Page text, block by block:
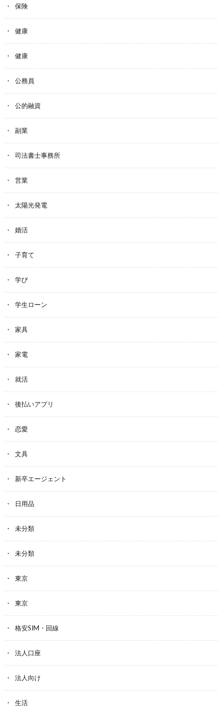
保険
健康
健康
公務員
公的融資
副業
司法書士事務所
営業
太陽光発電
婚活
子育て
学び
学生ローン
家具
家電
就活
後払いアプリ
恋愛
文具
新卒エージェント
日用品
未分類
未分類
東京
東京
格安SIM・回線
法人口座
法人向け
生活